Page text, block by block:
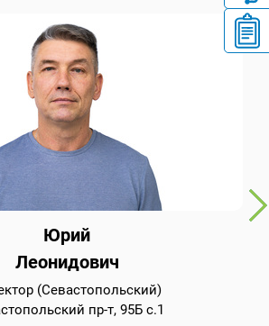
Юрий
Леонидович
(Севастопольский)
пр-т, 95Б с.1